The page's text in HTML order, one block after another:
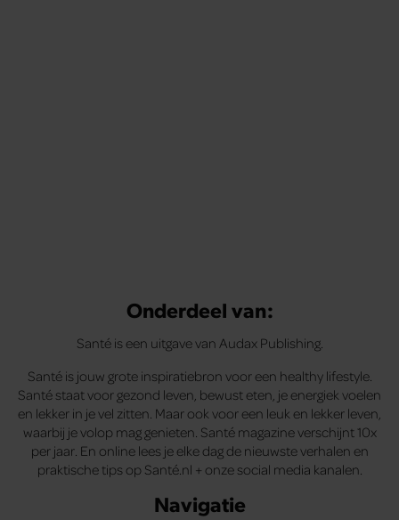
Onderdeel van:
Santé is een uitgave van Audax Publishing.
Santé is jouw grote inspiratiebron voor een healthy lifestyle.
Santé staat voor gezond leven, bewust eten, je energiek voelen
en lekker in je vel zitten. Maar ook voor een leuk en lekker leven,
waarbij je volop mag genieten. Santé magazine verschijnt 10x
per jaar. En online lees je elke dag de nieuwste verhalen en
praktische tips op Santé.nl + onze social media kanalen.
Navigatie